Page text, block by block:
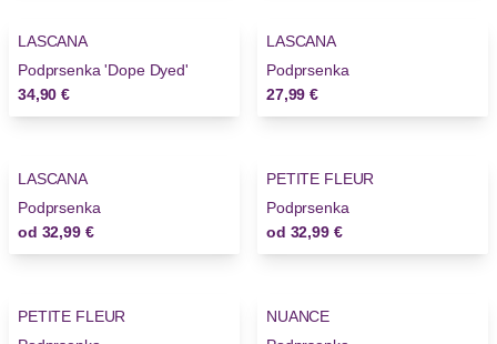
LASCANA
Podprsenka 'Dope Dyed'
34,90 €
LASCANA
Podprsenka
27,99 €
LASCANA
Podprsenka
od 32,99 €
PETITE FLEUR
Podprsenka
od 32,99 €
PETITE FLEUR
NUANCE